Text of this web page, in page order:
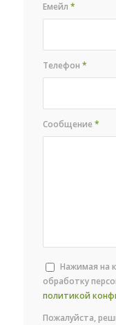
Емейл*
Телефон*
Сообщение*
Нажимая на
обработку
политикой
Пожалуйста,